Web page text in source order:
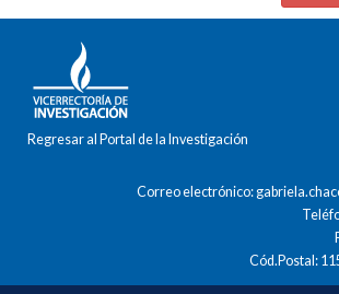
Regresar al Portal de la Investigación
Correo electrónico:
Cód.Postal: